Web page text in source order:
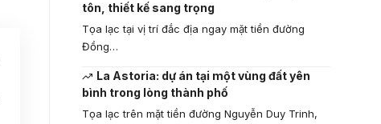
tôn, thiết kế sang trọng
Tọa lạc tại vị trí đắc địa ngay mặt tiền đường
Đồng…
La Astoria: dự án tại một vùng đất yên
bình trong lòng thành phố
Tọa lạc trên mặt tiền đường Nguyễn Duy Trinh,